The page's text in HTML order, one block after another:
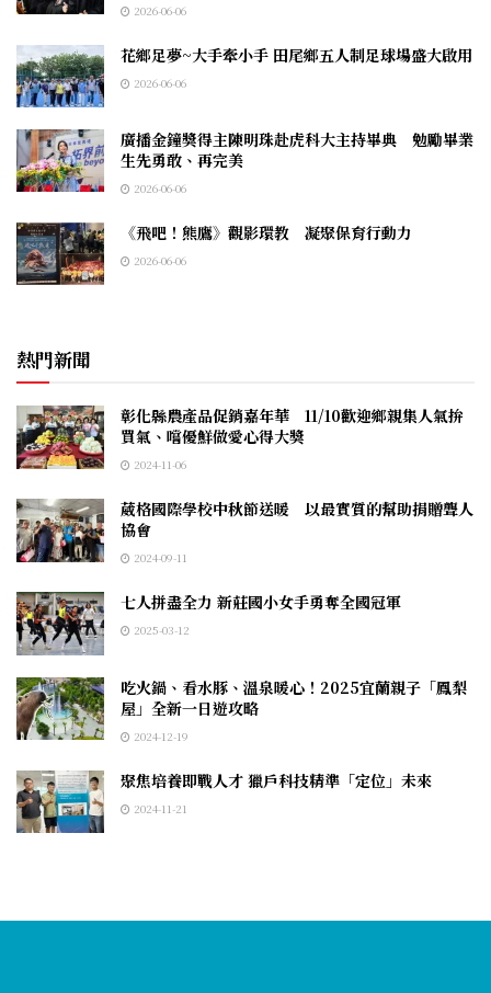
2026-06-06
花鄉足夢~大手牽小手 田尾鄉五人制足球場盛大啟用
2026-06-06
廣播金鐘獎得主陳明珠赴虎科大主持畢典 勉勵畢業
生先勇敢、再完美
2026-06-06
《飛吧！熊鷹》觀影環教 凝聚保育行動力
2026-06-06
熱門新聞
彰化縣農產品促銷嘉年華 11/10歡迎鄉親集人氣拚
買氣、嚐優鮮做愛心得大獎
2024-11-06
葳格國際學校中秋節送暖 以最實質的幫助捐贈聾人
協會
2024-09-11
七人拼盡全力 新莊國小女手勇奪全國冠軍
2025-03-12
吃火鍋、看水豚、溫泉暖心！2025宜蘭親子「鳳梨
屋」全新一日遊攻略
2024-12-19
聚焦培養即戰人才 獵戶科技精準「定位」未來
2024-11-21